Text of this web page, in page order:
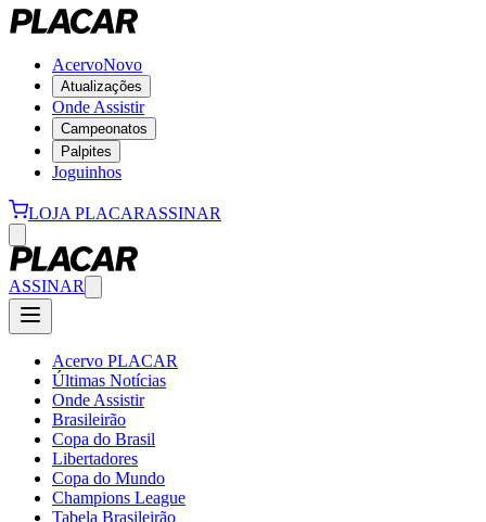
AcervoNovo
Atualizações
Onde Assistir
Campeonatos
Palpites
Joguinhos
LOJA PLACARASSINAR
ASSINAR
Acervo PLACAR
Últimas Notícias
Onde Assistir
Brasileirão
Copa do Brasil
Libertadores
Copa do Mundo
Champions League
Tabela Brasileirão